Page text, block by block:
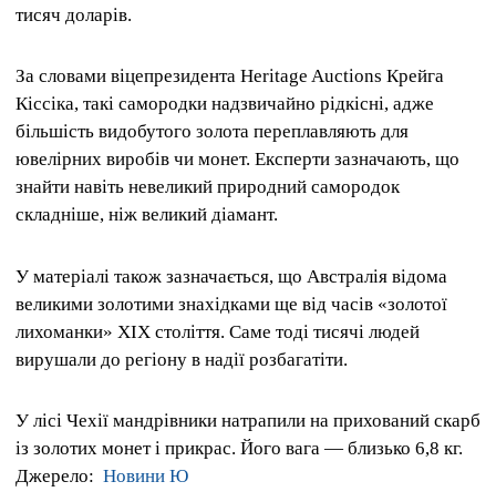
тисяч доларів.
За словами віцепрезидента Heritage Auctions Крейга
Кіссіка, такі самородки надзвичайно рідкісні, адже
більшість видобутого золота переплавляють для
ювелірних виробів чи монет. Експерти зазначають, що
знайти навіть невеликий природний самородок
складніше, ніж великий діамант.
У матеріалі також зазначається, що Австралія відома
великими золотими знахідками ще від часів «золотої
лихоманки» XIX століття. Саме тоді тисячі людей
вирушали до регіону в надії розбагатіти.
У лісі Чехії мандрівники натрапили на прихований скарб
із золотих монет і прикрас. Його вага — близько 6,8 кг.
Джерело: Новини Ю